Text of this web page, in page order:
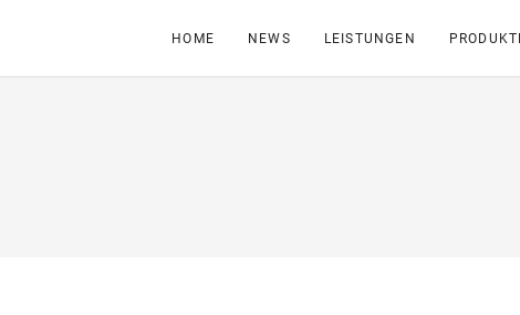
HOME NEWS LEISTUNGEN